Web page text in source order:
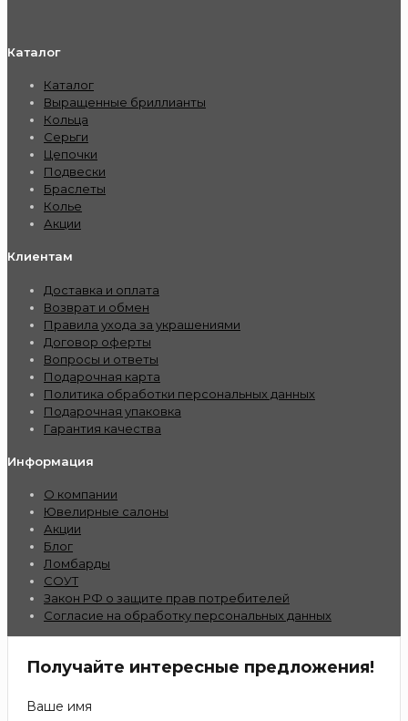
Каталог
Каталог
Выращенные бриллианты
Кольца
Серьги
Цепочки
Подвески
Браслеты
Колье
Акции
Клиентам
Доставка и оплата
Возврат и обмен
Правила ухода за украшениями
Договор оферты
Вопросы и ответы
Подарочная карта
Политика обработки персональных данных
Подарочная упаковка
Гарантия качества
Информация
О компании
Ювелирные салоны
Акции
Блог
Ломбарды
СОУТ
Закон РФ о защите прав потребителей
Согласие на обработку персональных данных
Получайте интересные предложения!
Ваше имя